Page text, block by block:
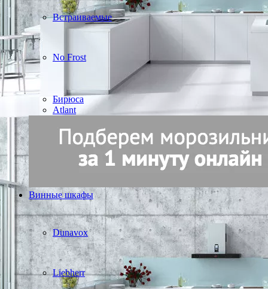
Встраиваемые
No Frost
Бирюса
Atlant
Винные шкафы
Dunavox
Liebherr